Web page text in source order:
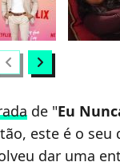
chevron_left chevron_right
de "Eu
este é o
dar uma